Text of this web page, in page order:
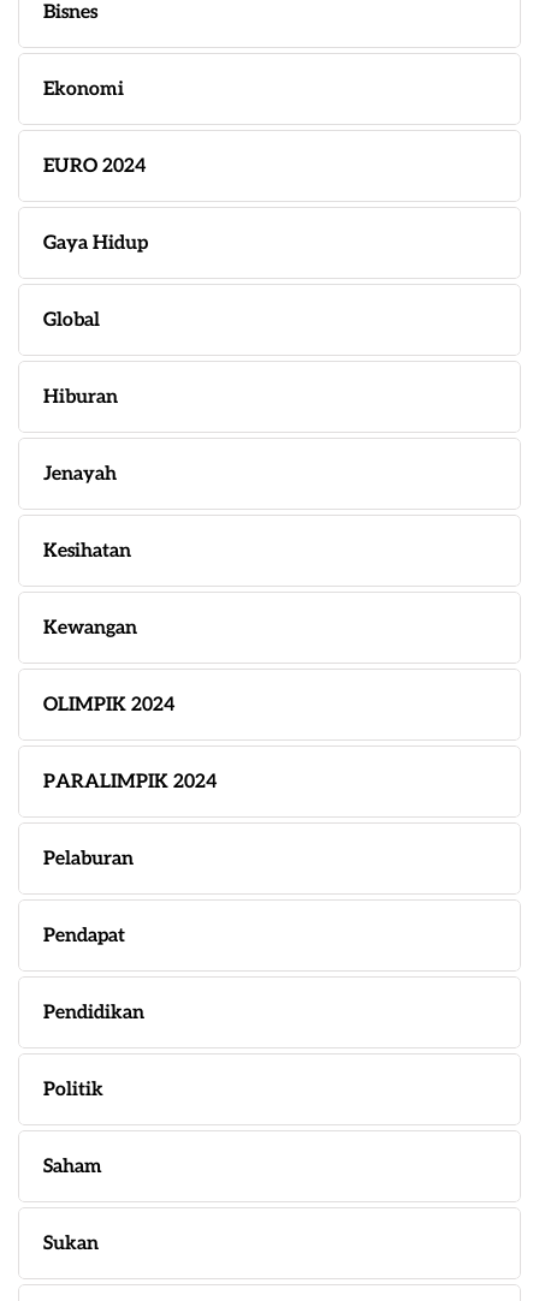
Bisnes
Ekonomi
EURO 2024
Gaya Hidup
Global
Hiburan
Jenayah
Kesihatan
Kewangan
OLIMPIK 2024
PARALIMPIK 2024
Pelaburan
Pendapat
Pendidikan
Politik
Saham
Sukan